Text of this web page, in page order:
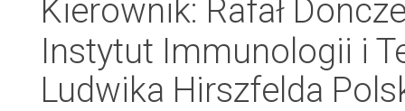
Kierownik: Rafał
Instytut Immunologii i
Ludwika Hirszfelda